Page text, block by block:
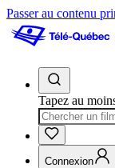
Passer au contenu
Tapez au
Connexion